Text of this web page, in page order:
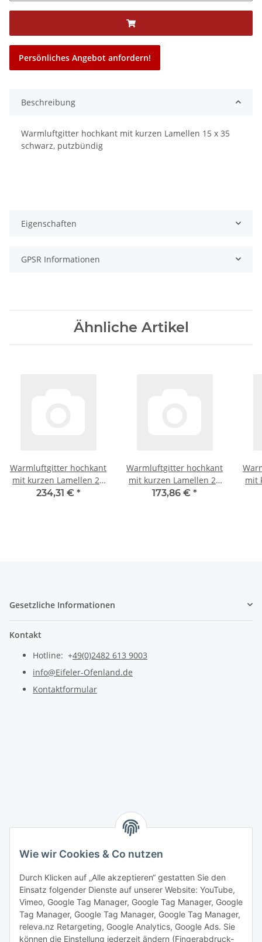
Persönliches Angebot anfordern!
Beschreibung
Warmluftgitter hochkant mit kurzen Lamellen 15 x 35
schwarz, putzbündig
Eigenschaften
GPSR Informationen
Ähnliche Artikel
Warmluftgitter hochkant
mit kurzen Lamellen 23
x 45 schwarz,
234,31 € *
Warmluftgitter hochkant
mit kurzen Lamellen 23
x 35 in weiß
173,86 € *
mit
Gesetzliche Informationen
Kontakt
Hotline: +49(0)2482 613 9003
info@Eifeler-Ofenland.de
Kontaktformular
Wie wir Cookies & Co nutzen
Durch Klicken auf „Alle akzeptieren“ gestatten Sie den
Einsatz folgender Dienste auf unserer Website: YouTube,
Vimeo, Google Tag Manager, Google Tag Manager, Google
Tag Manager, Google Tag Manager, Google Tag Manager,
releva.nz Retargeting, Google Analytics, Google Ads. Sie
können die Einstellung jederzeit ändern (Fingerabdruck-